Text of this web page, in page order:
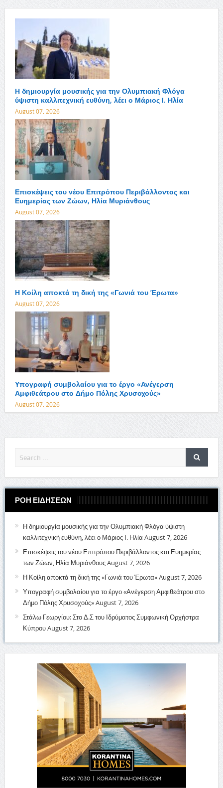
Η δημιουργία μουσικής για την Ολυμπιακή Φλόγα
ύψιστη καλλιτεχνική ευθύνη, λέει ο Μάριος Ι. Ηλία
August 07, 2026
Επισκέψεις του νέου Επιτρόπου Περιβάλλοντος και
Ευημερίας των Ζώων, Ηλία Μυριάνθους
August 07, 2026
Η Κοίλη αποκτά τη δική της «Γωνιά του Έρωτα»
August 07, 2026
Υπογραφή συμβολαίου για το έργο «Ανέγερση
Αμφιθεάτρου στο Δήμο Πόλης Χρυσοχούς»
August 07, 2026
ΡΟΗ ΕΙΔΗΣΕΩΝ
Η δημιουργία μουσικής για την Ολυμπιακή Φλόγα ύψιστη
καλλιτεχνική ευθύνη, λέει ο Μάριος Ι. Ηλία August 7, 2026
Επισκέψεις του νέου Επιτρόπου Περιβάλλοντος και Ευημερίας
των Ζώων, Ηλία ΜυριάνθουςAugust 7, 2026
Η Κοίλη αποκτά τη δική της «Γωνιά του Έρωτα»August 7, 2026
Υπογραφή συμβολαίου για το έργο «Ανέγερση Αμφιθεάτρου στο
Δήμο Πόλης Χρυσοχούς»August 7, 2026
Στάλω Γεωργίου: Στο Δ.Σ του Ιδρύματος Συμφωνική Ορχήστρα
ΚύπρουAugust 7, 2026